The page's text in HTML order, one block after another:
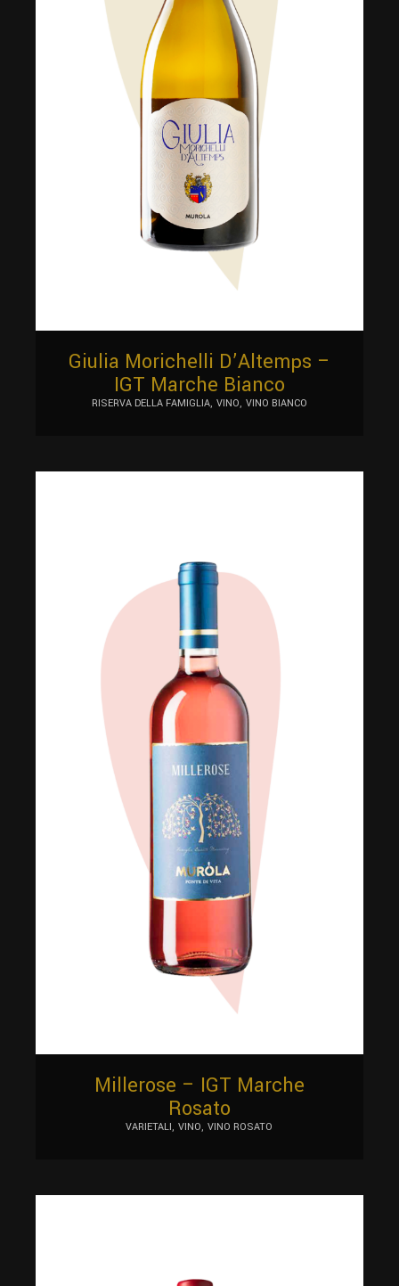
Giulia Morichelli D’Altemps –
IGT Marche Bianco
RISERVA DELLA FAMIGLIA VINO VINO BIANCO
Millerose – IGT Marche
Rosato
VARIETALI VINO VINO ROSATO